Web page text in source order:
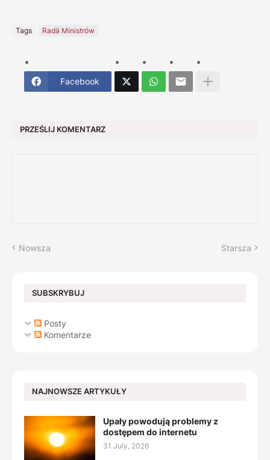
Tags Radä Ministrów
Facebook
PRZEŚLIJ KOMENTARZ
Nowsza Starsza
SUBSKRYBUJ
Posty
Komentarze
NAJNOWSZE ARTYKUŁY
Upały powodują problemy z
dostępem do internetu
31 July, 2026